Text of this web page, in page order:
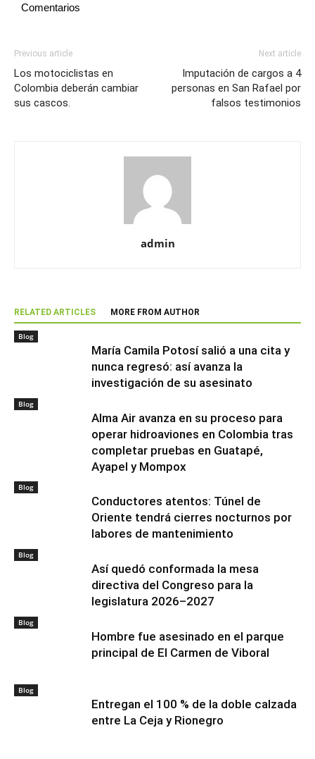
Comentarios
Previous article
Los motociclistas en
Colombia deberán cambiar
sus cascos.
Next article
Imputación de cargos a 4
personas en San Rafael por
falsos testimonios
admin
RELATED ARTICLES MORE FROM AUTHOR
Blog
María Camila Potosí salió a una cita y
nunca regresó: así avanza la
investigación de su asesinato
Blog
Alma Air avanza en su proceso para
operar hidroaviones en Colombia tras
completar pruebas en Guatapé,
Ayapel y Mompox
Blog
Conductores atentos: Túnel de
Oriente tendrá cierres nocturnos por
labores de mantenimiento
Blog
Así quedó conformada la mesa
directiva del Congreso para la
legislatura 2026–2027
Blog
Hombre fue asesinado en el parque
principal de El Carmen de Viboral
Blog
Entregan el 100 % de la doble calzada
entre La Ceja y Rionegro